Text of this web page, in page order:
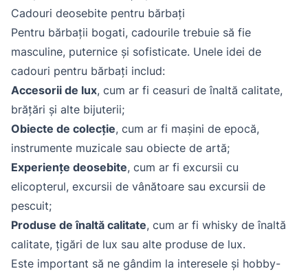
Cadouri deosebite pentru bărbați
Pentru bărbații bogati, cadourile trebuie să fie
masculine, puternice și sofisticate. Unele idei de
cadouri pentru bărbați includ:
Accesorii de lux, cum ar fi ceasuri de înaltă calitate,
brățări și alte bijuterii;
Obiecte de colecție, cum ar fi mașini de epocă,
instrumente muzicale sau obiecte de artă;
Experiențe deosebite, cum ar fi excursii cu
elicopterul, excursii de vânătoare sau excursii de
pescuit;
Produse de înaltă calitate, cum ar fi whisky de înaltă
calitate, țigări de lux sau alte produse de lux.
Este important să ne gândim la interesele și hobby-